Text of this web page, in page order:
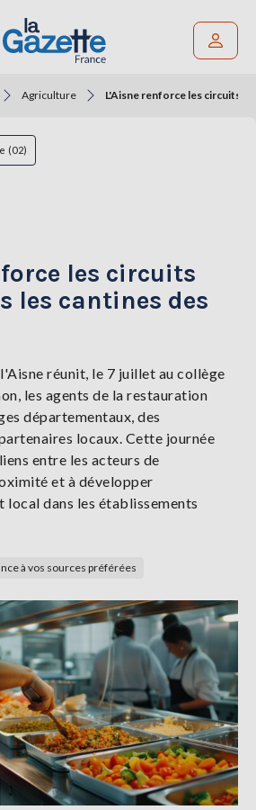
Agriculture L'Aisne renforce les circuits
(02)
les circuits
les cantines des
réunit, le 7 juillet au collège
les agents de la restauration
départementaux, des
locaux. Cette journée
entre les acteurs de
et à développer
local dans les établissements
à vos sources préférées